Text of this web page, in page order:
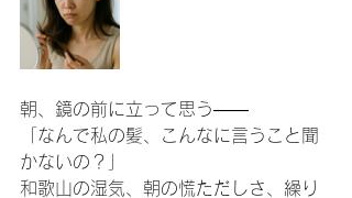
朝、鏡の前に立って思う――
「なんで私の髪、こんなに言うこと聞
かないの？」
和歌山の湿気、朝の慌ただしさ、繰り